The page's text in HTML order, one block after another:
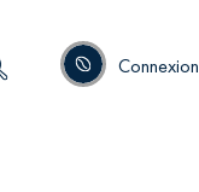
Connexion